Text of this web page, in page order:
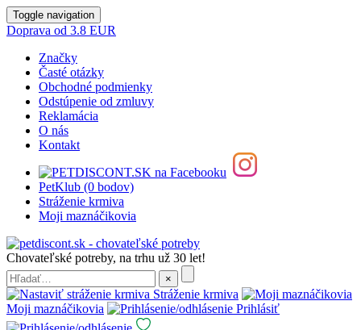
Toggle navigation
Doprava od 3.8 EUR
Značky
Časté otázky
Obchodné podmienky
Odstúpenie od zmluvy
Reklamácia
O nás
Kontakt
PetKlub (0 bodov)
Stráženie krmiva
Moji maznáčikovia
Chovateľské potreby, na trhu už 30 let!
Stráženie krmiva
Moji maznáčikovia
Prihlásiť